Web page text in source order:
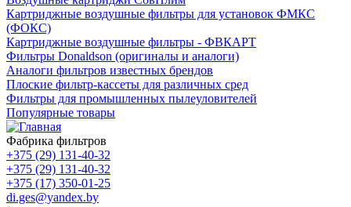
Картриджные воздушные фильтры для установок ФМКС
(ФОКС)
Картриджные воздушные фильтры - ФВКАРТ
Фильтры Donaldson (оригиналы и аналоги)
Аналоги фильтров известных брендов
Плоские фильтр-кассеты для различных сред
Фильтры для промышленных пылеуловителей
Популярные товары
Фабрика фильтров
+375 (29) 131-40-32
+375 (29) 131-40-32
+375 (17) 350-01-25
di.ges@yandex.by